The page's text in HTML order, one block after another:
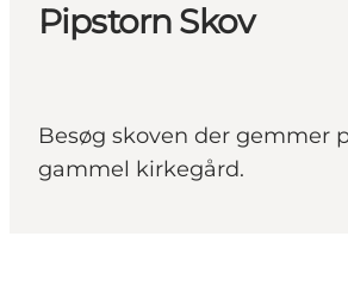
Pipstorn Skov
Besøg skoven der gemmer
gammel kirkegård.